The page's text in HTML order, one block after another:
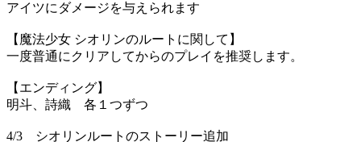
アイツにダメージを与えられます
【魔法少女 シオリンのルートに関して】
一度普通にクリアしてからのプレイを推奨します。
【エンディング】
明斗、詩織 各１つずつ
4/3 シオリンルートのストーリー追加